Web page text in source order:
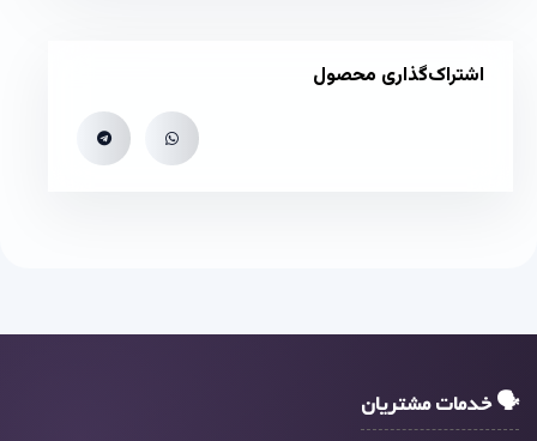
اشتراک‌گذاری محصول
🗣 خدمات مشتریان